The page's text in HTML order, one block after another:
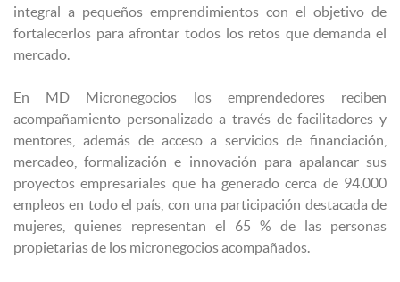
integral a pequeños emprendimientos con el objetivo de
fortalecerlos para afrontar todos los retos que demanda el
mercado.
En MD Micronegocios los emprendedores reciben
acompañamiento personalizado a través de facilitadores y
mentores, además de acceso a servicios de financiación,
mercadeo, formalización e innovación para apalancar sus
proyectos empresariales que ha generado cerca de 94.000
empleos en todo el país, con una participación destacada de
mujeres, quienes representan el 65 % de las personas
propietarias de los micronegocios acompañados.